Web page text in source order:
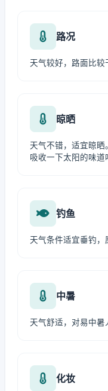
路况
天气较好，路面比较
晾晒
天气不错，适宜晾
吸收一下太阳的味道
钓鱼
天气条件适宜垂钓，
中暑
天气舒适，对易中暑
化妆